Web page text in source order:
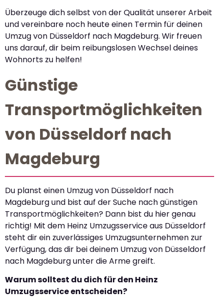
Überzeuge dich selbst von der Qualität unserer Arbeit
und vereinbare noch heute einen Termin für deinen
Umzug von Düsseldorf nach Magdeburg. Wir freuen
uns darauf, dir beim reibungslosen Wechsel deines
Wohnorts zu helfen!
Günstige
Transportmöglichkeiten
von Düsseldorf nach
Magdeburg
Du planst einen Umzug von Düsseldorf nach
Magdeburg und bist auf der Suche nach günstigen
Transportmöglichkeiten? Dann bist du hier genau
richtig! Mit dem Heinz Umzugsservice aus Düsseldorf
steht dir ein zuverlässiges Umzugsunternehmen zur
Verfügung, das dir bei deinem Umzug von Düsseldorf
nach Magdeburg unter die Arme greift.
Warum solltest du dich für den Heinz
Umzugsservice entscheiden?